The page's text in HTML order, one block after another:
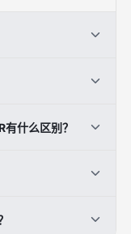
趋势，投资者获利
中，投资者抛压较
什么区别？
长期持有者
已实现利润与成本